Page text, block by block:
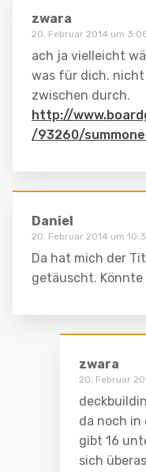
zwara
20. Februar 2014 um
ach ja vielleicht
was für dich.
zwischen durch.
http://
/93260/
Daniel
20. Februar 2014 um
Da hat mich der
getäuscht.
zwara
20. Februar
da noch in
gibt 16
sich